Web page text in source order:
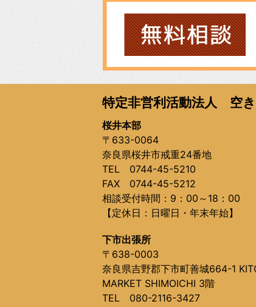
特定非営利活動法人 空
桜井本部
〒633-0064
奈良県桜井市戒重24番地
TEL 0744-45-5210
FAX 0744-45-5212
相談受付時間：9：00～18：00
【定休日：日曜日・年末年始】
下市出張所
〒638-0003
奈良県吉野郡下市町善城664-1
MARKET SHIMOICHI 3階
TEL 080-2116-3427